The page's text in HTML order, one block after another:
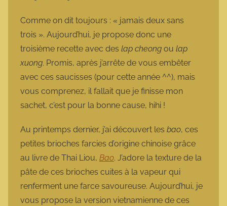
m
o
t
t
e
Comme on dit toujours : « jamais deux sans
trois ». Aujourd’hui, je propose donc une
troisième recette avec des lap cheong ou lap
xuong. Promis, après j’arrête de vous embêter
avec ces saucisses (pour cette année ^^), mais
vous comprenez, il fallait que je finisse mon
sachet, c’est pour la bonne cause, hihi !
Au printemps dernier, j’ai découvert les bao, ces
petites brioches farcies d’origine chinoise grâce
au livre de Thai Liou, Bao. J’adore la texture de la
pâte de ces brioches cuites à la vapeur qui
renferment une farce savoureuse. Aujourd’hui, je
vous propose la version vietnamienne de ces